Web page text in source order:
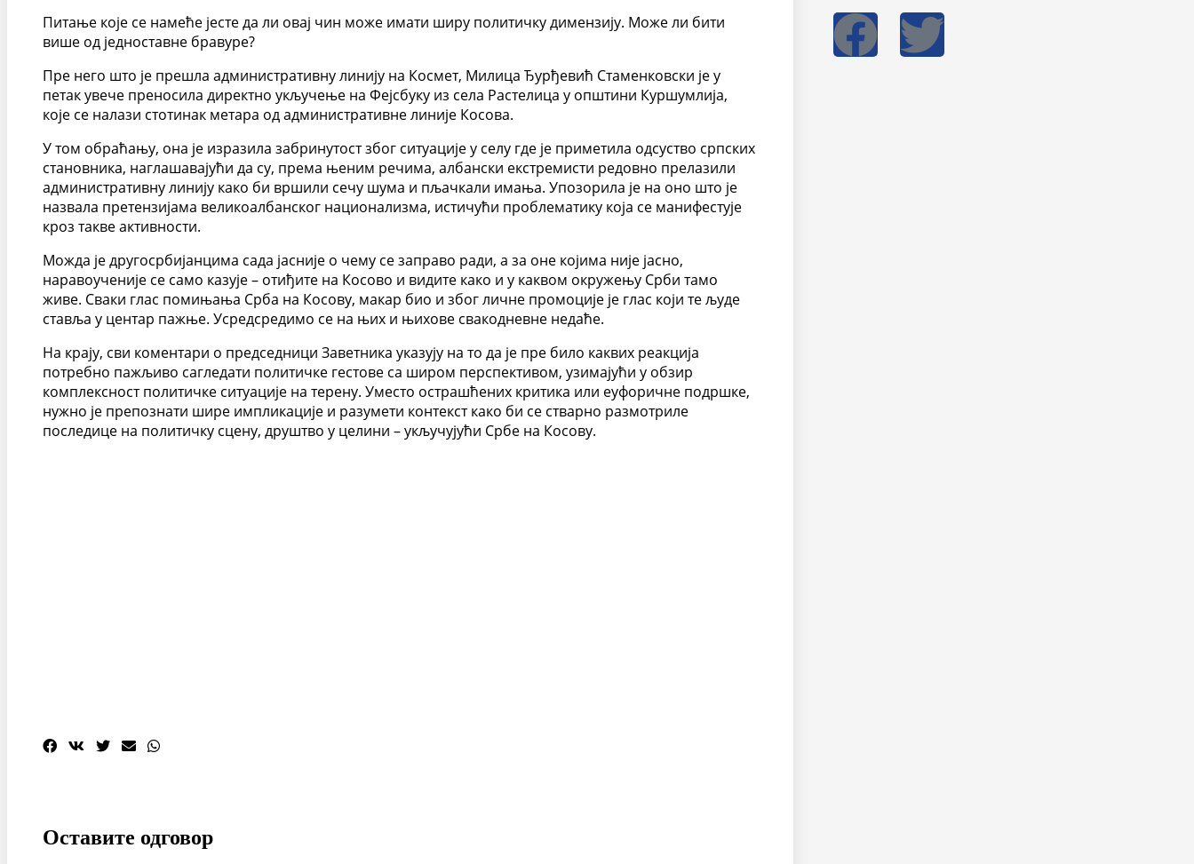
Питање које се намеће јесте да ли овај чин може имати ширу политичку димензију. Може ли бити
више од једноставне бравуре?
Пре него што је прешла административну линију на Космет, Милица Ђурђевић Стаменковски је у
петак увече преносила директно укључење на Фејсбуку из села Растелица у општини Куршумлија,
које се налази стотинак метара од административне линије Косова.
У том обраћању, она је изразила забринутост због ситуације у селу где је приметила одсуство српских
становника, наглашавајући да су, према њеним речима, албански екстремисти редовно прелазили
административну линију како би вршили сечу шума и пљачкали имања. Упозорила је на оно што је
назвала претензијама великоалбанског национализма, истичући проблематику која се манифестује
кроз такве активности.
Можда је другосрбијанцима сада јасније о чему се заправо ради, а за оне којима није јасно,
наравоученије се само казује – отиђите на Косово и видите како и у каквом окружењу Срби тамо
живе. Сваки глас помињања Срба на Косову, макар био и због личне промоције је глас који те људе
ставља у центар пажње. Усредсредимо се на њих и њихове свакодневне недаће.
На крају, сви коментари о председници Заветника указују на то да је пре било каквих реакција
потребно пажљиво сагледати политичке гестове са широм перспективом, узимајући у обзир
комплексност политичке ситуације на терену. Уместо острашћених критика или еуфоричне подршке,
нужно је препознати шире импликације и разумети контекст како би се стварно размотриле
последице на политичку сцену, друштво у целини – укључујући Србе на Косову.
Оставите одговор